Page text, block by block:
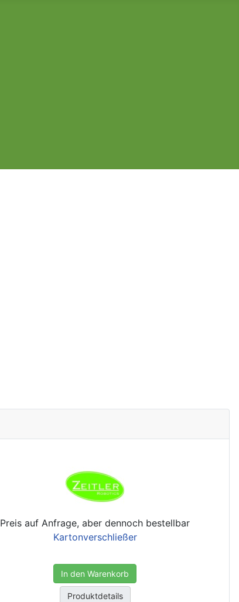
Preis auf Anfrage, aber dennoch bestellbar
Kartonverschließer
In den Warenkorb
Produktdetails